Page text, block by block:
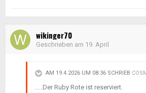
wikinger70
Geschrieben am 19. April
AM 19.4.2026 UM 08:36 SCHRIEB
.....Der Ruby Rote ist reserviert.